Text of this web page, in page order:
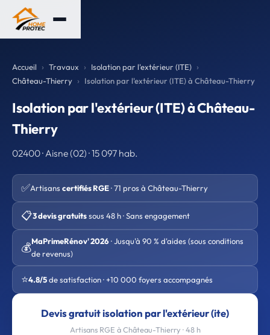
Accueil Travaux
Isolation par l'extérieur (ITE)
Château-Thierry
Isolation par l'extérieur (ITE) à Château-Thierry
Isolation par l'extérieur (ITE) à Château-
Thierry
02400 · Aisne (02) · 15 097 hab.
✅Artisans certifiés RGE· 71 pros à Château-Thierry
📋3 devis gratuitssous 48 h · Sans engagement
💰MaPrimeRénov' 2026· Jusqu'à 90 % d'aides (sous conditions
de revenus)
⭐4.8/5de satisfaction · +10 000 foyers accompagnés
Devis gratuit isolation par l'extérieur (ite)
Artisans RGE à Château-Thierry · 48 h